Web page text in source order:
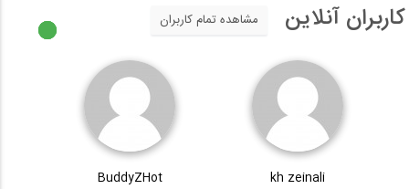
کاربران آنلاین مشاهده تمام کاربران
kh zeinali
BuddyZHot